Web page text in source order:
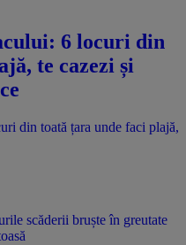
6 locuri din
te cazezi și
scăderii bruște în greutate